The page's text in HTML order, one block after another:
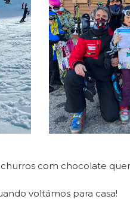
com chocolate
voltámos para casa!